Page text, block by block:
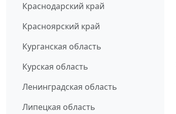
Краснодарский край
Красноярский край
Курганская область
Курская область
Ленинградская область
Липецкая область